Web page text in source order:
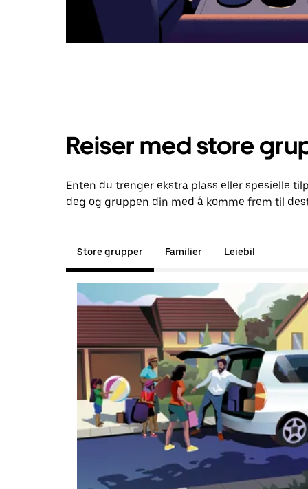
Reiser med store
Enten du trenger ekstra plass eller spesielle
deg og gruppen din med å komme frem til
Store grupper Familier Leiebil